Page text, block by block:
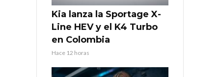
Kia lanza la Sportage X-
Line HEV y el K4 Turbo
en Colombia
Hace 12 horas